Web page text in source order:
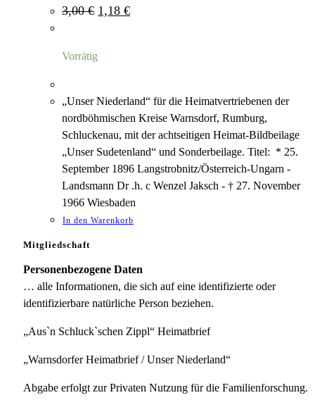
3,00€ Ursprünglicher
Preis
1,18 €Aktueller
Preis
Vorrätig
„Unser Niederland“ für die Heimatvertriebenen der
nordböhmischen Kreise Warnsdorf, Rumburg,
Schluckenau, mit der achtseitigen Heimat-Bildbeilage
„Unser Sudetenland“ und Sonderbeilage. Titel: * 25.
September 1896 Langstrobnitz/Österreich-Ungarn -
Landsmann Dr .h. c Wenzel Jaksch - † 27. November
1966 Wiesbaden
In den Warenkorb
Mitgliedschaft
Personenbezogene Daten
… alle Informationen, die sich auf eine identifizierte oder
identifizierbare natürliche Person beziehen.
„Aus`n Schluck`schen Zippl“ Heimatbrief
„Warnsdorfer Heimatbrief / Unser Niederland“
Abgabe erfolgt zur Privaten Nutzung für die Familienforschung.